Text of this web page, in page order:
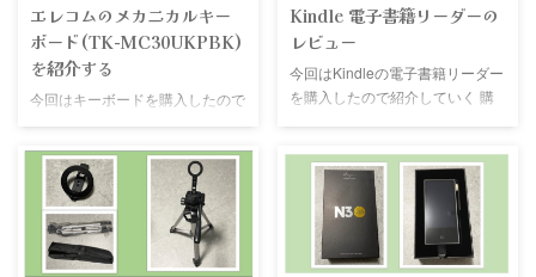
エレコムのメカニカルキー
ボード(TK-MC30UKPBK)
を紹介する
今回はキーボードを購入したので
紹介していく 個人的にはとても
気に入ったので興味のある人は近
くの家電量販店などで試してみて
ほしい 買い替えようと思った理
由 現在使用していキーボードは
「logicool K855」を使用してい
るだが不満点がいくつかあるので
Kindle 電子書籍リーダーの
レビュー
今回はKindleの電子書籍リーダー
を購入したので紹介していく 購
ラックフライデーの値引きとキャ
ンペーン値引きを合わせてなんと
11980円！！ ずっと欲しいと思
っていたのでありがたい なぜこ
れにしたか 最近はよく電子書籍